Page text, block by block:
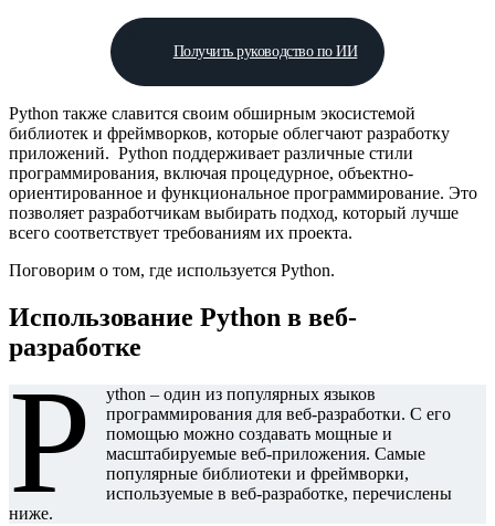
Получить руководство по ИИ
Python также славится своим обширным экосистемой
библиотек и фреймворков, которые облегчают разработку
приложений. Python поддерживает различные стили
программирования, включая процедурное, объектно-
ориентированное и функциональное программирование. Это
позволяет разработчикам выбирать подход, который лучше
всего соответствует требованиям их проекта.
Поговорим о том, где используется Python.
Использование Python в веб-
разработке
P
ython – один из популярных языков
программирования для веб-разработки. С его
помощью можно создавать мощные и
масштабируемые веб-приложения. Самые
популярные библиотеки и фреймворки,
используемые в веб-разработке, перечислены
ниже.